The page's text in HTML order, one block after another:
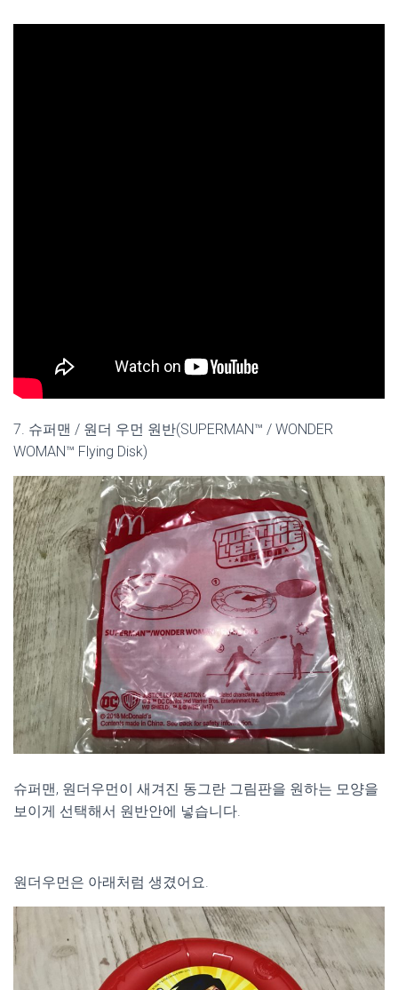
7. 슈퍼맨 / 원더 우먼 원반(SUPERMAN™ / WONDER
WOMAN™ Flying Disk)
슈퍼맨, 원더우먼이 새겨진 동그란 그림판을 원하는 모양을
보이게 선택해서 원반안에 넣습니다.
원더우먼은 아래처럼 생겼어요.